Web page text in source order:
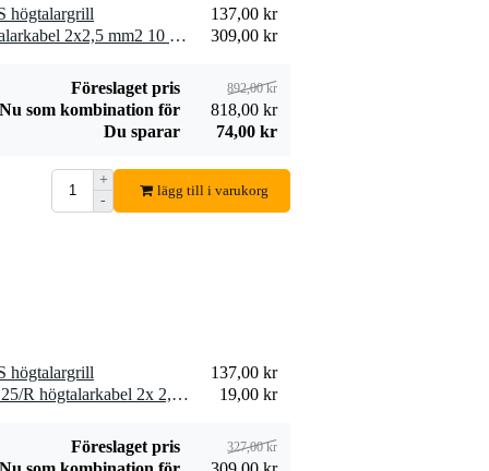
högtalargrill
137,00 kr
2 x Devine SPE25/10 högtalarkabel 2x2,5 mm2 10 meter
309,00 kr
Föreslaget pris 892,00 kr
Nu som kombination för
818,00 kr
Du sparar
74,00 kr
+
-
lägg till i varukorg
högtalargrill
137,00 kr
10 x Devine SPE25/R SPE25/R högtalarkabel 2x 2,5 mm2 per meter
19,00 kr
Föreslaget pris 327,00 kr